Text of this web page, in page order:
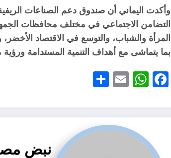
وأكدت اليماني أن صندوق دعم الصناعات الريفية
التضامن الاجتماعي في مختلف محافظات
المرأة والشباب، والتوسع في الاقتصاد
بما يتماشى مع أهداف التنمية المستدامة ورؤية
Facebook
WhatsApp
Email
نبض